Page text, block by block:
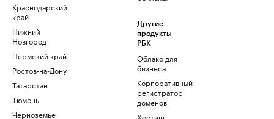
Краснодарский
край
Нижний
Новгород
Пермский край
Ростов-на-Дону
Татарстан
Тюмень
Черноземье
Другие
продукты
РБК
Облако для
бизнеса
Корпоративный
регистратор
доменов
Хостинг